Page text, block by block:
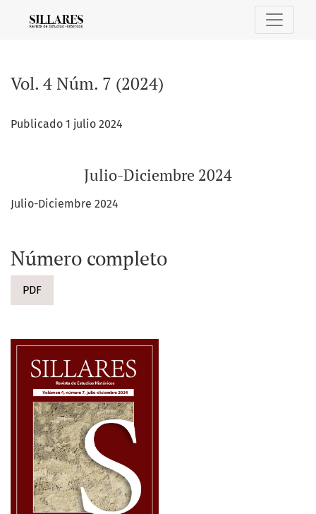
Vol. 4 Núm. 7 (2024)
Publicado 1 julio 2024
Julio-Diciembre 2024
Julio-Diciembre 2024
Número completo
PDF